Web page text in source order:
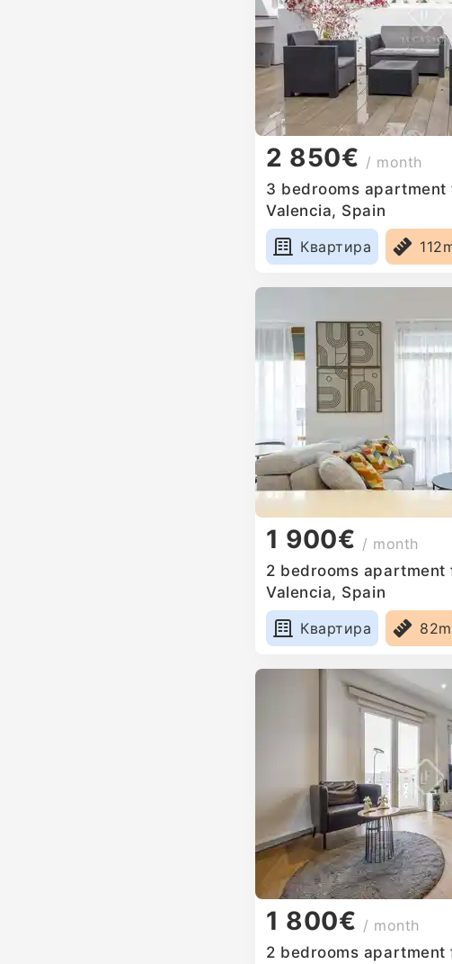
2 850€ / month
3 bedrooms apartment
Valencia, Spain
Квартира
1 900€ / month
2 bedrooms apartment
Valencia, Spain
Квартира
1 800€ / month
2 bedrooms apartment